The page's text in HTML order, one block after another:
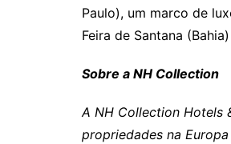
Paulo), um marco de
Feira de Santana
Sobre a NH Collection
A NH Collection Hotels
propriedades na